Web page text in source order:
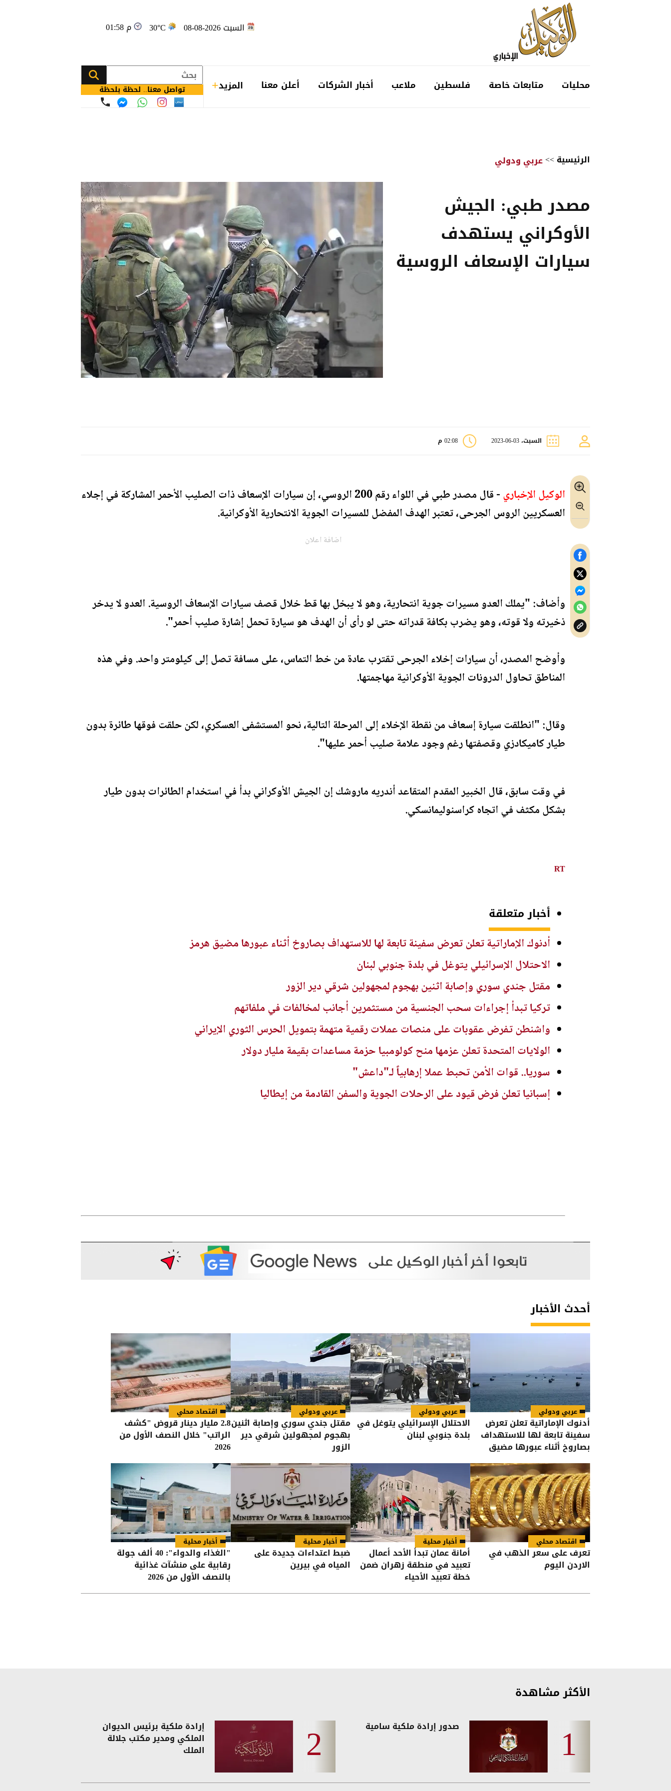
السبت 2026-08-08 30°C 01:58 م
محليات متابعات خاصة فلسطين ملاعب أخبار الشركات أعلن معنا المزيد تواصل معنا.. لحظة بلحظة
الرئيسية>>عربي ودولي
مصدر طبي: الجيش
الأوكراني يستهدف
سيارات الإسعاف الروسية
السبت، 03-06-2023 02:08 م
الوكيل الإخباري
- قال مصدر طبي في اللواء رقم 200 الروسي، إن سيارات الإسعاف ذات الصليب الأحمر المشاركة في إجلاء
العسكريين الروس الجرحى، تعتبر الهدف المفضل للمسيرات الجوية الانتحارية الأوكرانية.
اضافة اعلان
وأضاف: "يملك العدو مسيرات جوية انتحارية، وهو لا يبخل بها قط خلال قصف سيارات الإسعاف الروسية. العدو لا يدخر
ذخيرته ولا قوته، وهو يضرب بكافة قدراته حتى لو رأى أن الهدف هو سيارة تحمل إشارة صليب أحمر".
وأوضح المصدر، أن سيارات إخلاء الجرحى تقترب عادة من خط التماس، على مسافة تصل إلى كيلومتر واحد. وفي هذه
المناطق تحاول الدرونات الجوية الأوكرانية مهاجمتها.
وقال: "انطلقت سيارة إسعاف من نقطة الإخلاء إلى المرحلة التالية، نحو المستشفى العسكري، لكن حلقت فوقها طائرة بدون
طيار كاميكادزي وقصفتها رغم وجود علامة صليب أحمر عليها".
في وقت سابق، قال الخبير المقدم المتقاعد أندريه ماروشك إن الجيش الأوكراني بدأ في استخدام الطائرات بدون طيار
بشكل مكثف في اتجاه كراسنوليمانسكي.
RT
أخبار متعلقة
أدنوك الإماراتية تعلن تعرض سفينة تابعة لها للاستهداف بصاروخ أثناء عبورها مضيق هرمز
الاحتلال الإسرائيلي يتوغل في بلدة جنوبي لبنان
مقتل جندي سوري وإصابة اثنين بهجوم لمجهولين شرقي دير الزور
تركيا تبدأ إجراءات سحب الجنسية من مستثمرين أجانب لمخالفات في ملفاتهم
واشنطن تفرض عقوبات على منصات عملات رقمية متهمة بتمويل الحرس الثوري الإيراني
الولايات المتحدة تعلن عزمها منح كولومبيا حزمة مساعدات بقيمة مليار دولار
سوريا.. قوات الأمن تحبط عملا إرهابياً لـ"داعش"
إسبانيا تعلن فرض قيود على الرحلات الجوية والسفن القادمة من إيطاليا
أحدث الأخبار
عربي ودولي
أدنوك الإماراتية تعلن تعرض
سفينة تابعة لها للاستهداف
بصاروخ أثناء عبورها مضيق
عربي ودولي
الاحتلال الإسرائيلي يتوغل في
بلدة جنوبي لبنان
عربي ودولي
مقتل جندي سوري وإصابة اثنين
بهجوم لمجهولين شرقي دير
الزور
اقتصاد محلي
2.8 مليار دينار قروض "كشف
الراتب" خلال النصف الأول من
2026
اقتصاد محلي
تعرف على سعر الذهب في
الاردن اليوم
أخبار محلية
أمانة عمان تبدأ الأحد أعمال
تعبيد في منطقة زهران ضمن
خطة تعبيد الأحياء
أخبار محلية
ضبط اعتداءات جديدة على
المياه في بيرين
أخبار محلية
"الغذاء والدواء": 40 ألف جولة
رقابية على منشآت غذائية
بالنصف الأول من 2026
الأكثر مشاهدة
صدور إرادة ملكية سامية إرادة ملكية برئيس الديوان
الملكي ومدير مكتب جلالة
الملك